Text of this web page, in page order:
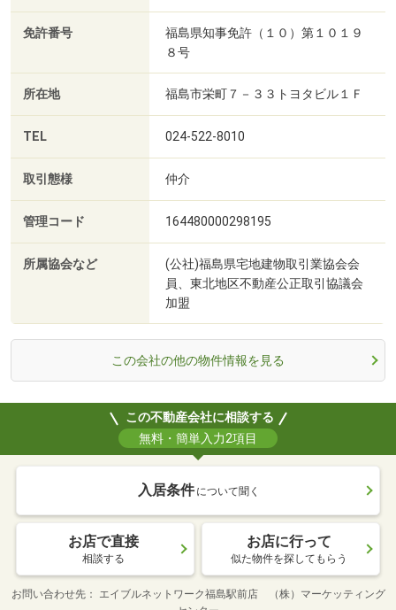
免許番号
福島県知事免許（１０）第１０１９
８号
所在地 福島市栄町７－３３トヨタビル１Ｆ
TEL 024-522-8010
取引態様 仲介
管理コード 164480000298195
所属協会など
(公社)福島県宅地建物取引業協会会
員、東北地区不動産公正取引協議会
加盟
この会社の他の物件情報を見る
この不動産会社に相談する
無料・簡単入力2項目
入居条件 について聞く
お店で直接
相談する
お店に行って
似た物件を探してもらう
お問い合わせ先
エイブルネットワーク福島駅前店 （株）マーケッティング